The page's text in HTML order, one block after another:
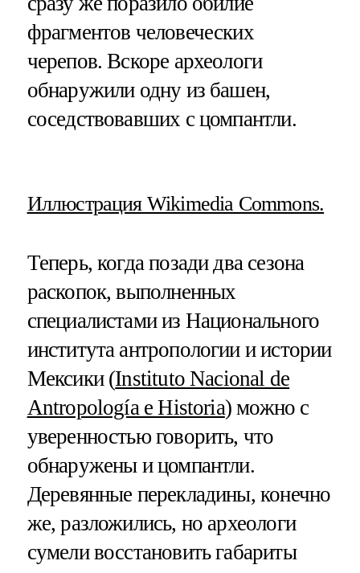
фрагментов человеческих
черепов. Вскоре археологи
обнаружили одну из башен,
соседствовавших с цомпантли.
Иллюстрация Wikimedia Commons.
Теперь, когда позади два сезона
раскопок, выполненных
специалистами из Национального
института антропологии и истории
Мексики (Instituto Nacional de
Antropología e Historia) можно с
уверенностью говорить, что
обнаружены и цомпантли.
Деревянные перекладины, конечно
же, разложились, но археологи
сумели восстановить габариты